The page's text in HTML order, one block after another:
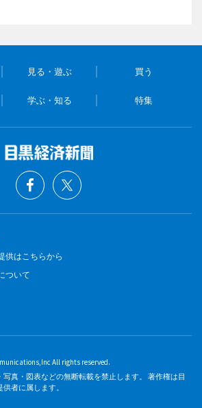
見る・遊ぶ 買う
学ぶ・知る 特集
供はこちらから
ついて
All rights reserved.
真・図表などの無断転載を禁止します。 著作権は目
者に属します。